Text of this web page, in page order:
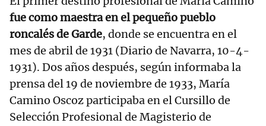
fue como maestra en el pequeño pueblo
roncalés de Garde, donde se encuentra en el
mes de abril de 1931 (Diario de Navarra, 10-4-
1931). Dos años después, según informaba la
prensa del 19 de noviembre de 1933, María
Camino Oscoz participaba en el Cursillo de
Selección Profesional de Magisterio de